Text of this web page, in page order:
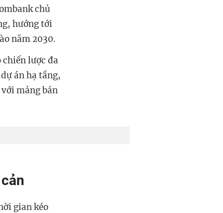
chủ
hướng tới
năm 2030.
chiến lược đa
án hạ tầng,
mảng bán
gian kéo